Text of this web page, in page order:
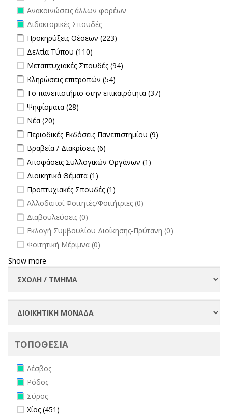
Remove Ανακοινώσεις άλλων φορέων filter
Ανακοινώσεις άλλων φορέων
Remove Διδακτορικές Σπουδές filter
Διδακτορικές Σπουδές
Apply Προκηρύξεις Θέσεων filter
Προκηρύξεις Θέσεων (223)
Apply Δελτία Τύπου filter
Δελτία Τύπου (110)
Apply Μεταπτυχιακές Σπουδές filter
Μεταπτυχιακές Σπουδές (94)
Apply Κληρώσεις επιτροπών filter
Κληρώσεις επιτροπών (54)
Apply Το πανεπιστήμιο στην επικαιρότητα filter
Το πανεπιστήμιο στην επικαιρότητα (37)
Apply Ψηφίσματα filter
Ψηφίσματα (28)
Apply Νέα filter
Νέα (20)
Apply Περιοδικές Εκδόσεις Πανεπιστημίου filter
Περιοδικές Εκδόσεις Πανεπιστημίου (9)
Apply Βραβεία / Διακρίσεις filter
Βραβεία / Διακρίσεις (6)
Apply Αποφάσεις Συλλογικών Οργάνων filter
Αποφάσεις Συλλογικών Οργάνων (1)
Apply Διοικητικά Θέματα filter
Διοικητικά Θέματα (1)
Apply Προπτυχιακές Σπουδές filter
Προπτυχιακές Σπουδές (1)
undefined
Αλλοδαποί Φοιτητές/Φοιτήτριες (0)
undefined
Διαβουλεύσεις (0)
undefined
Εκλογή Συμβουλίου Διοίκησης-Πρύτανη (0)
undefined
Φοιτητική Μέριμνα (0)
Show more
ΤΟΠΟΘΕΣΙΑ
Remove Λέσβος filter
Λέσβος
Remove Ρόδος filter
Ρόδος
Remove Σύρος filter
Σύρος
Apply Χίος filter
Χίος (451)